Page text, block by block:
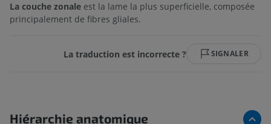
La couche zonale est la lame la plus superficielle, composée
principalement de fibres gliales.
La traduction est incorrecte ? SIGNALER
Hiérarchie anatomique